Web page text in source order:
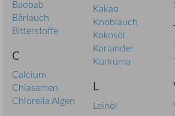
Baobab
Bärlauch
Bitterstoffe
C
Calcium
Chiasamen
Chlorella Algen
Kakao
Knoblauch
Kokosöl
Koriander
Kurkuma
L
Leinöl